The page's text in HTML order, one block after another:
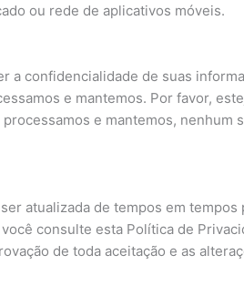
ou rede de aplicativos móveis.
a confidencialidade de suas
e mantemos. Por favor,
e mantemos,
atualizada de tempos em
consulte esta Política de
de toda aceitação e as